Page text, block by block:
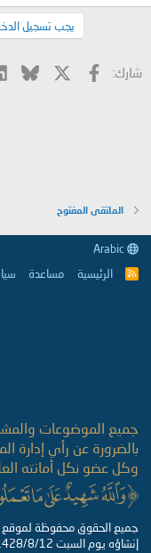
يجب تسجيل
شارك: فيسبوك
الملتقى المفتوح
R
الرئيسية مساعدة
جميع الموضوعات
بالضرورة عن رأي إدارة
وكل عضو نكل أمانته
جميع الحقوق محفوظة لموقع
إنشاؤه يوم السبت 1428/8/12هـ